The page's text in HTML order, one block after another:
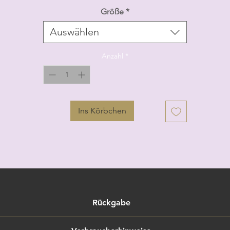
Größe *
Auswählen
Anzahl *
Ins Körbchen
Rückgabe